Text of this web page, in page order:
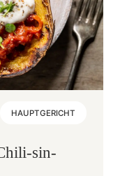
HAUPTGERICHT
sin-